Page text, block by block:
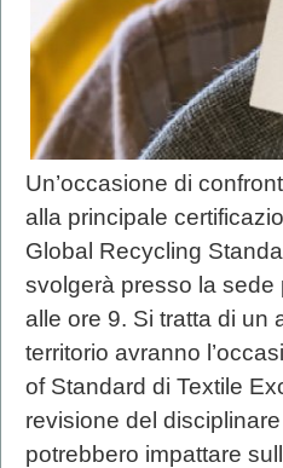
Un’occasione di
alla principale
Global Recycling
svolgerà presso la sede
alle ore 9. Si tratta di un
territorio avranno
of Standard di Textile
revisione del
potrebbero impattare